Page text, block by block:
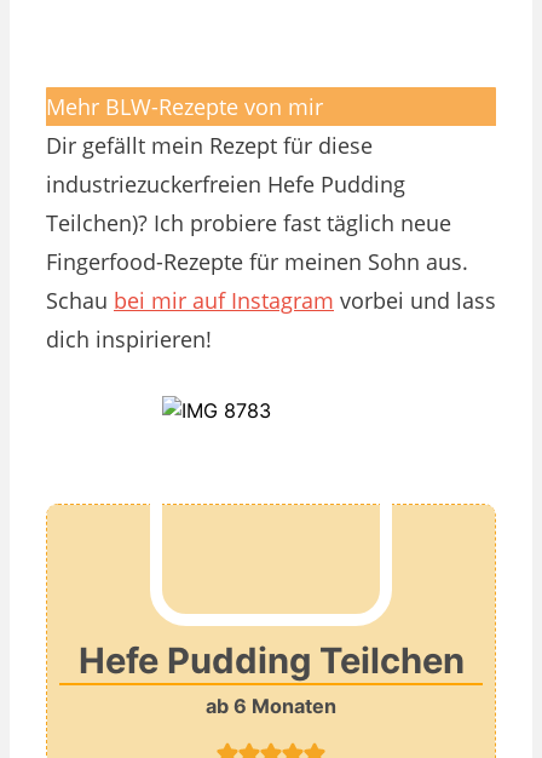
Mehr BLW-Rezepte von mir
Dir gefällt mein Rezept für diese
industriezuckerfreien Hefe Pudding
Teilchen)? Ich probiere fast täglich neue
Fingerfood-Rezepte für meinen Sohn aus.
Schau bei mir auf Instagram vorbei und lass
dich inspirieren!
Hefe Pudding Teilchen
ab 6 Monaten